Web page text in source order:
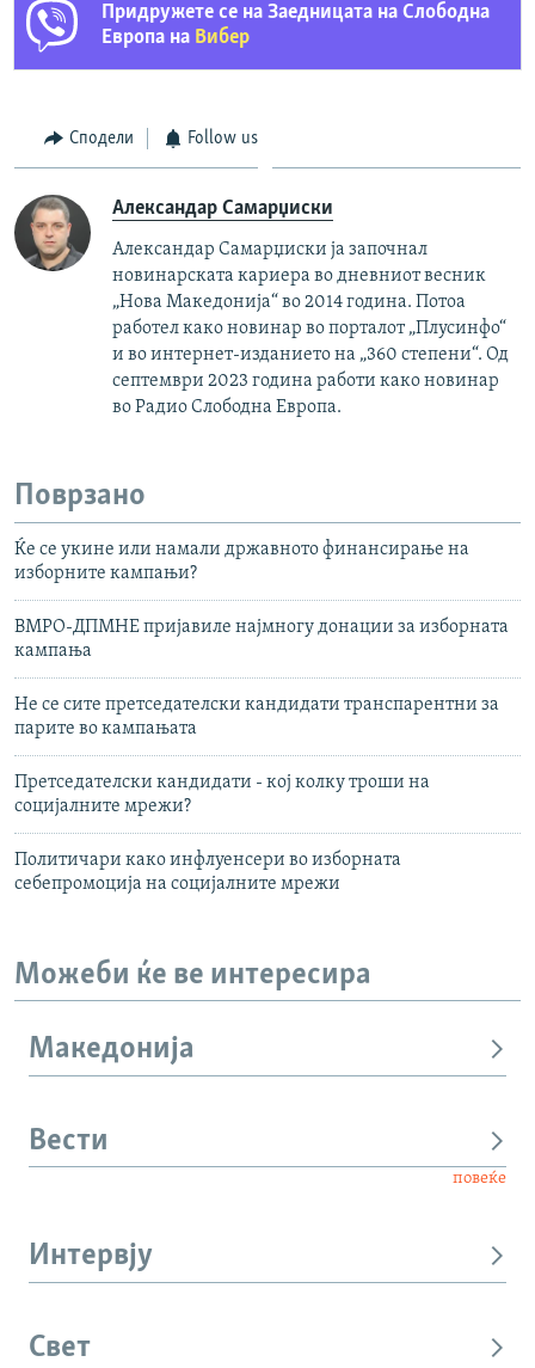
Придружете се на Заедницата на Слободна
Европа на Вибер
Сподели Follow us
Александар Самарџиски
Александар Самарџиски ја започнал
новинарската кариера во дневниот весник
„Нова Македонија“ во 2014 година. Потоа
работел како новинар во порталот „Плусинфо“
и во интернет-изданието на „360 степени“. Од
септември 2023 година работи како новинар
во Радио Слободна Европа.
Поврзано
Ќе се укине или намали државното финансирање на
изборните кампањи?
ВМРО-ДПМНЕ пријавиле најмногу донации за изборната
кампања
Не се сите претседателски кандидати транспарентни за
парите во кампањата
Претседателски кандидати - кој колку троши на
социјалните мрежи?
Политичари како инфлуенсери во изборната
себепромоција на социјалните мрежи
Можеби ќе ве интересира
Македонија
Вести
повеќе
Интервју
Свет